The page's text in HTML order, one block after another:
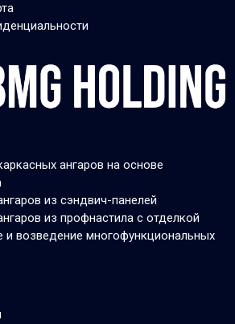
ангаров на основе
из сэндвич-панелей
из профнастила с отделкой
и возведение многофункциональных